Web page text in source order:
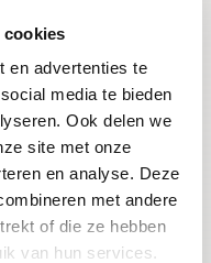
cookies
en advertenties te
media te bieden
Ook delen we
site met onze
en analyse. Deze
met andere
of die ze hebben
van hun services.
en